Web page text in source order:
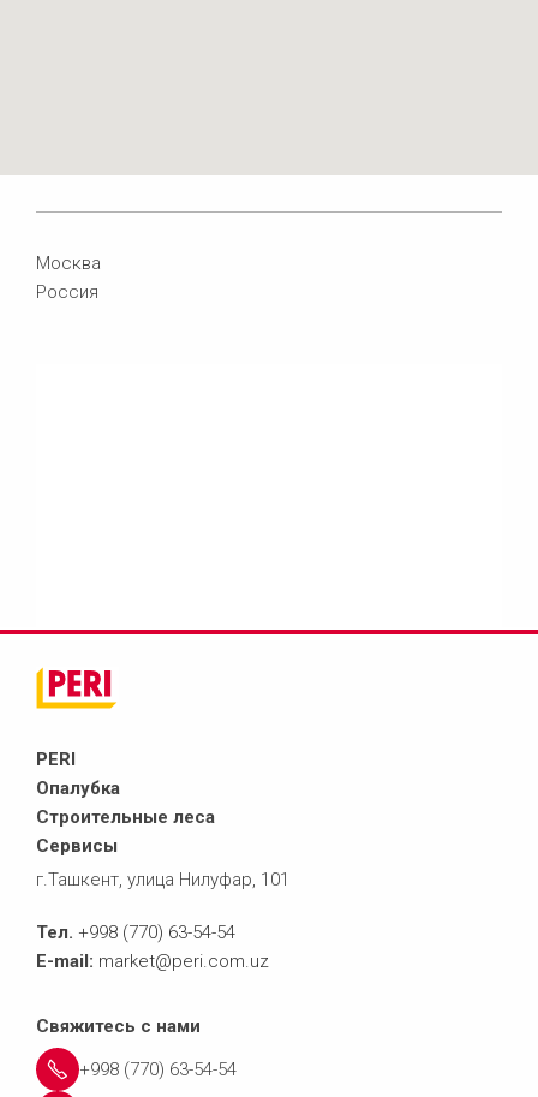
Москва
Россия
PERI
Опалубка
Строительные леса
Сервисы
г.Ташкент, улица Нилуфар, 101
Тел. +998 (770) 63-54-54
E-mail: market@peri.com.uz
Свяжитесь с нами
+998 (770) 63-54-54